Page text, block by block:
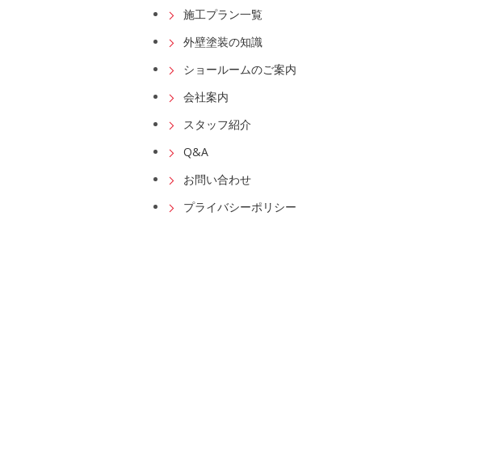
施工プラン一覧
外壁塗装の知識
ショールームのご案内
会社案内
スタッフ紹介
Q&A
お問い合わせ
プライバシーポリシー